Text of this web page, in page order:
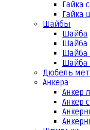
Гайка
Гайка
Шайбы
Шайба
Шайба
Шайба
Шайба
Дюбель
Анкера
Анкер
Анкер